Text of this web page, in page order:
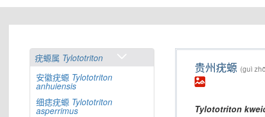
疣螈属 Tylototriton
安徽疣螈 Tylototriton
anhuiensis
细痣疣螈 Tylototriton
asperrimus
贵州疣螈 (guì
Tylototriton